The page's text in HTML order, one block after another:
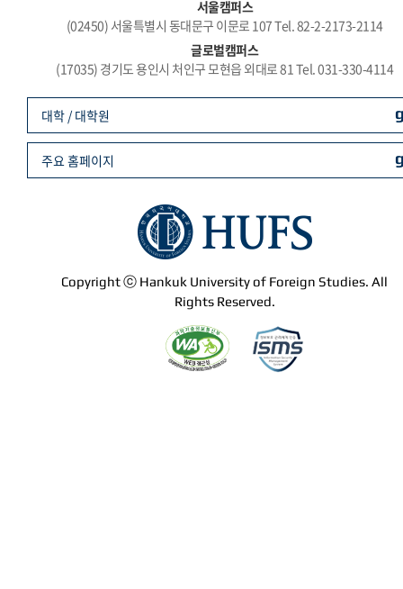
서울캠퍼스
(02450) 서울특별시 동대문구 이문로 107 Tel. 82-2-2173-2114
글로벌캠퍼스
(17035) 경기도 용인시 처인구 모현읍 외대로 81 Tel. 031-330-4114
Copyright ⓒ Hankuk University of Foreign Studies. All
Rights Reserved.
대학 / 대학원
주요 홈페이지